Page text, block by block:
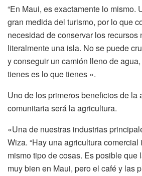
“En Maui, es exactamente lo mismo.
gran medida del turismo, por lo que
necesidad de conservar los recursos
literalmente una isla. No se puede
y conseguir un camión lleno de
tienes es lo que tienes «.
Uno de los primeros beneficios de la
comunitaria será la agricultura.
«Una de nuestras industrias
Wiza. “Hay una agricultura
mismo tipo de cosas. Es posible que
muy bien en Maui, pero el café y las